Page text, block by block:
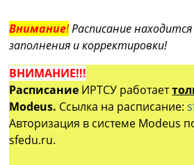
Внимание!Расписание
заполнения и корректировки!
ВНИМАНИЕ!!!
Расписание ИРТСУ работает
Modeus. Ссылка на расписание:
Авторизация в системе Modeus
sfedu.ru.